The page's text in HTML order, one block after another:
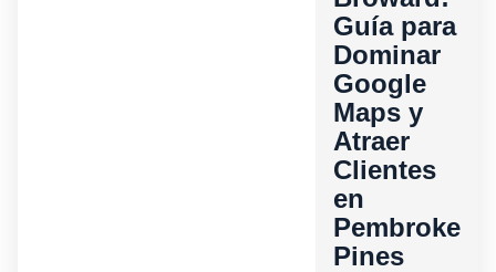
Guía para
Dominar
Google
Maps y
Atraer
Clientes
en
Pembroke
Pines